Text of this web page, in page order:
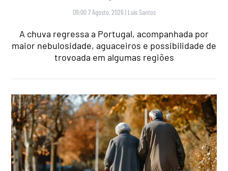
09:00 7 Agosto, 2026 | Luís Santos
A chuva regressa a Portugal, acompanhada por
maior nebulosidade, aguaceiros e possibilidade de
trovoada em algumas regiões